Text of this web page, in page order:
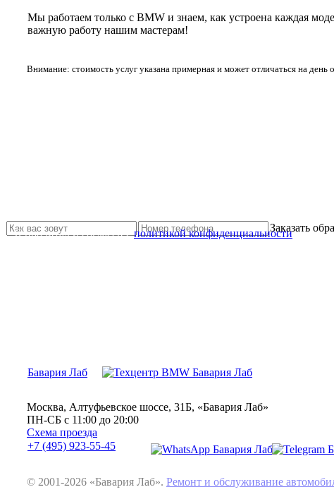
Мы работаем только с BMW и знаем, как устроена каждая
важную работу нашим мастерам!
Внимание: стоимость услуг указана примерная и может отличаться на день
Заказать
Я прочитал и согласен сполитикой конфиденциальности
Бавария Лаб
Москва, Алтуфьевское шоссе, 31Б, «Бавария Лаб»
ПН-СБ с 11:00 до 20:00
Схема проезда
+7 (495) 923-55-45
© 2001-2026 «Бавария Лаб». Ремонт и обслуживание